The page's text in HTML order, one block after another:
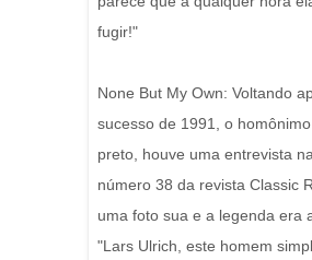
fugir!"
None But My Own: Voltando
sucesso de 1991, o
preto, houve uma entrevista
número 38 da revista Classic
uma foto sua e a legenda era
"Lars Ulrich, este homem